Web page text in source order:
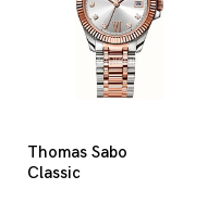
Thomas Sabo
Classic